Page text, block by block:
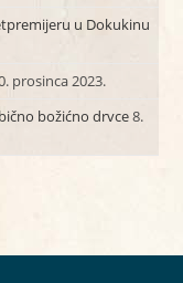
u Dokukinu
prosinca 2023.
božićno drvce8.